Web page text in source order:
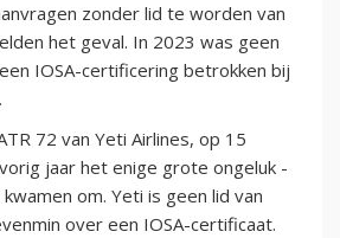
zonder lid te worden van
het geval. In 2023 was geen
IOSA-certificering betrokken bij
72 van Yeti Airlines, op 15
jaar het enige grote ongeluk -
om. Yeti is geen lid van
over een IOSA-certificaat.